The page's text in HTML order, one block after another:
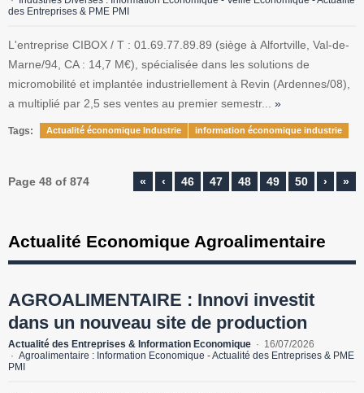
des Entreprises & PME PMI
L'entreprise CIBOX / T : 01.69.77.89.89 (siège à Alfortville, Val-de-
Marne/94, CA : 14,7 M€), spécialisée dans les solutions de
micromobilité et implantée industriellement à Revin (Ardennes/08),
a multiplié par 2,5 ses ventes au premier semestr... »
Tags: Actualité économique Industrie information économique industrie
Page 48 of 874 « ‹ 46 47 48 49 50 › »
Actualité Economique Agroalimentaire
AGROALIMENTAIRE : Innovi investit
dans un nouveau site de production
Actualité des Entreprises & Information Economique
16/07/2026
Agroalimentaire : Information Economique - Actualité des Entreprises & PME
PMI